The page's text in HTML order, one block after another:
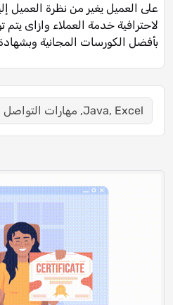
على العميل يغير من نظرة
لاحترافية خدمة العملاء وازاى يتم
بأفضل الكورسات المجانية